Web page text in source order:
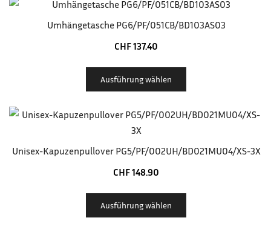
Umhängetasche PG6/PF/051CB/BD103AS03
CHF137.40
Ausführung wählen
Unisex-Kapuzenpullover PG5/PF/002UH/BD021MU04/XS-3X
CHF148.90
Ausführung wählen